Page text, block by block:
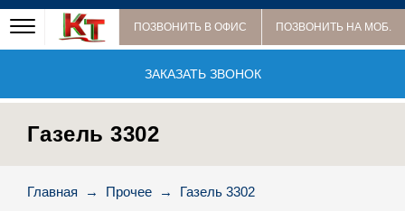
ПОЗВОНИТЬ В ОФИС ПОЗВОНИТЬ НА МОБ.
ЗАКАЗАТЬ ЗВОНОК
Газель 3302
Главная → Прочее → Газель 3302